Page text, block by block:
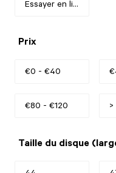
Essayer en ligne
Refine by Essayer en
Prix
€0 - €40
Refine by Prix: €0 -
€80 - €120
Refine by Prix: €80 - >
Taille du disque